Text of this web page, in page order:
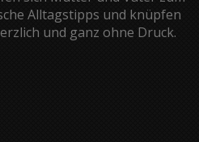
Alltagstipps und knüpfen
und ganz ohne Druck.